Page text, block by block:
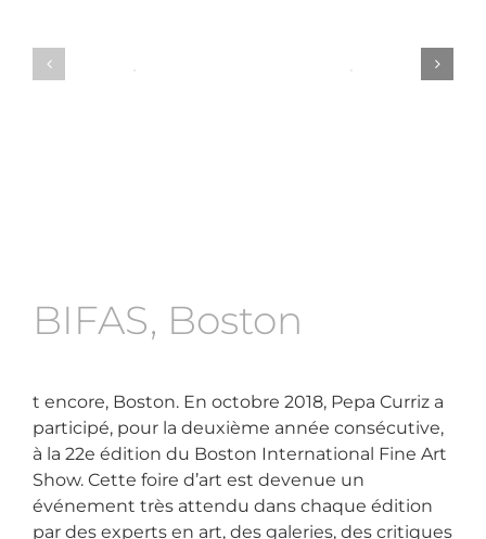
BIFAS, Boston
t encore, Boston. En octobre 2018, Pepa Curriz a
participé, pour la deuxième année consécutive,
à la 22e édition du Boston International Fine Art
Show. Cette foire d’art est devenue un
événement très attendu dans chaque édition
par des experts en art, des galeries, des critiques